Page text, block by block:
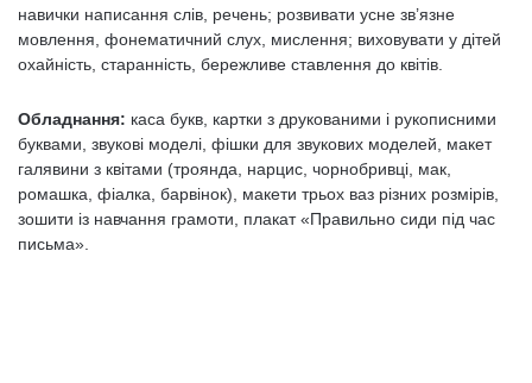
навички написання слів, речень; розвивати усне зв’язне
мовлення, фонематичний слух, мислення; виховувати у дітей
охайність, старанність, бережливе ставлення до квітів.
Обладнання: каса букв, картки з друкованими і рукописними
буквами, звукові моделі, фішки для звукових моделей, макет
галявини з квітами (троянда, нарцис, чорнобривці, мак,
ромашка, фіалка, барвінок), макети трьох ваз різних розмірів,
зошити із навчання грамоти, плакат «Правильно сиди під час
письма».